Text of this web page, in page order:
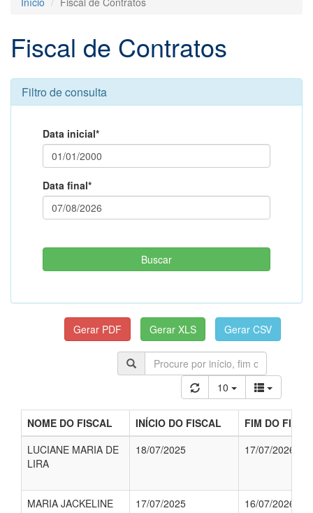
Fiscal de Contratos
Filtro de consulta
Data inicial*
Data final*
10
NOME DO FISCAL INÍCIO DO FISCAL
FIM DO
LUCIANE MARIA DE
LIRA
18/07/2025 17/07/2026
MARIA JACKELINE
17/07/2025 16/07/2026